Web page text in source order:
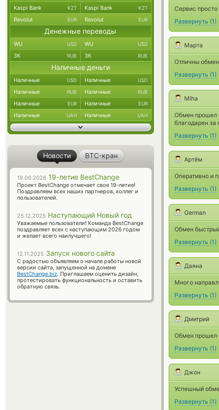
Сервис
Развернуть (1)
Марта
Отличны
Развернуть (1)
Miha
Обмен прошел
благодарен за
Развернуть (1)
Артём
Оперативно и
Развернуть (1)
German
Обмен
Развернуть (1)
Даяна
Много
Развернуть (1)
Дмитрий
Обмен прошел
Развернуть (1)
Джон
Успешный
Развернуть (1)
Kaspi Bank KZT Kaspi Bank KZT
Revolut EUR Revolut EUR
Денежные переводы
WU USD WU USD
ЗК RUB ЗК RUB
Наличные деньги
Наличные USD Наличные USD
Наличные RUB Наличные RUB
Наличные EUR Наличные EUR
Наличные UAH Наличные UAH
Новости BTC-кран
19.06.2026 19-летие BestChange
Проект BestChange отмечает свое 19-летие!
Поздравляем всех наших партнеров, коллег и
пользователей.
25.12.2025 Наступающий Новый год
Уважаемые пользователи! Команда BestChange
поздравляет всех с наступающим 2026 годом
и желает всего наилучшего!
12.11.2025 Запуск нового сайта
С радостью объявляем о начале работы новой
версии сайта, запущенной на домене
BestChange.biz. Приглашаем оценить дизайн,
протестировать функциональность и оставить
обратную связь.